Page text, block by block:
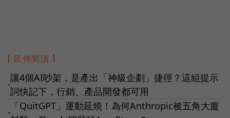
延伸閱讀
●
讓4個AI吵架，是產出「神級企劃」捷徑？這組提示
詞快記下，行銷、產品開發都可用
●
「QuitGPT」運動延燒！為何Anthropic被五角大廈